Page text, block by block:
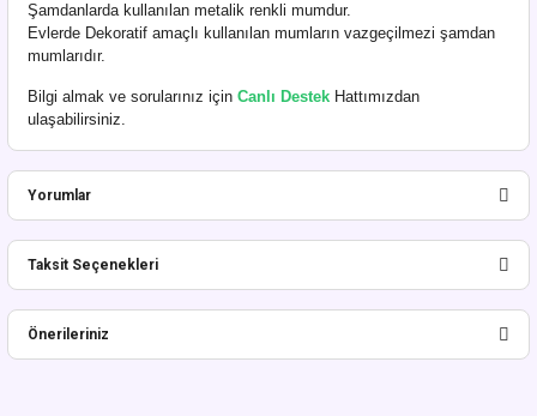
Şamdanlarda kullanılan metalik renkli mumdur.
Evlerde Dekoratif amaçlı kullanılan mumların vazgeçilmezi şamdan
mumlarıdır.
Bilgi almak ve sorularınız için Canlı Destek Hattımızdan
ulaşabilirsiniz.
Yorumlar
Bu ürüne ilk yorumu siz yapın!
Taksit Seçenekleri
Önerileriniz